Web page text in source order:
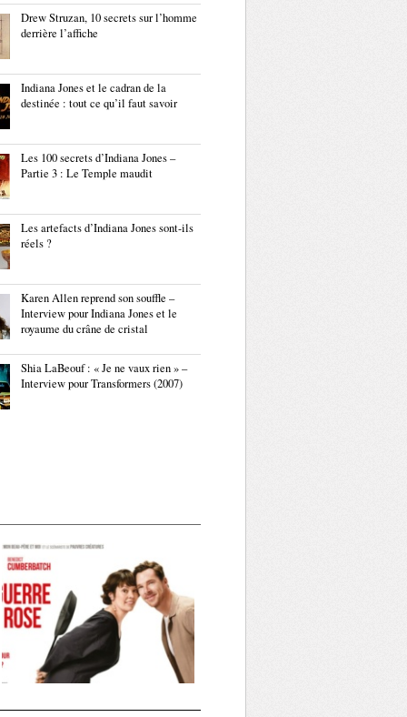
Drew Struzan, 10 secrets sur l’homme
derrière l’affiche
Indiana Jones et le cadran de la
destinée : tout ce qu’il faut savoir
Les 100 secrets d’Indiana Jones –
Partie 3 : Le Temple maudit
Les artefacts d’Indiana Jones sont-ils
réels ?
Karen Allen reprend son souffle –
Interview pour Indiana Jones et le
royaume du crâne de cristal
Shia LaBeouf : « Je ne vaux rien » –
Interview pour Transformers (2007)